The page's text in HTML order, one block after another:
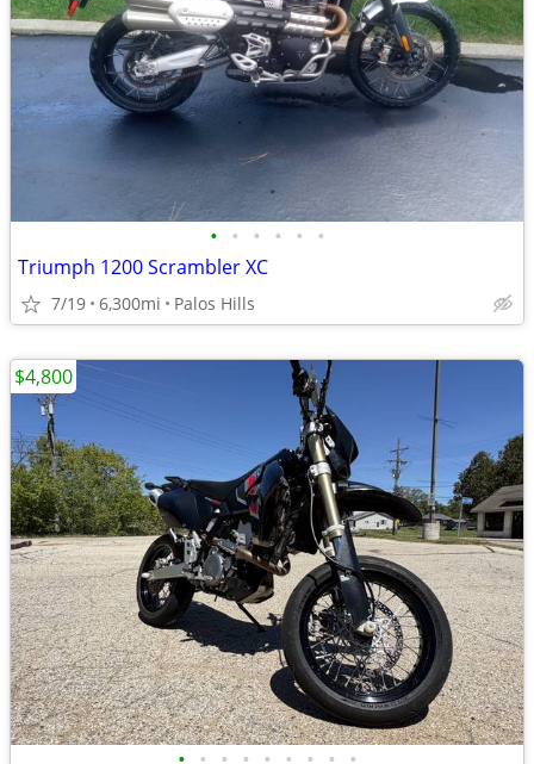
• • • • • •
Triumph 1200 Scrambler XC
7/19 6,300mi Palos Hills
$4,800